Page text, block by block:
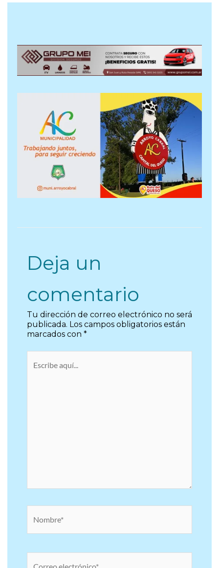
Deja un
comentario
Tu dirección de correo electrónico no será
publicada. Los campos obligatorios están
marcados con *
electrónico*